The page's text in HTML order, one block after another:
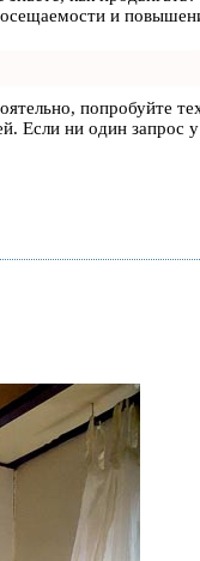
и
попробуйте
Если ни один запрос